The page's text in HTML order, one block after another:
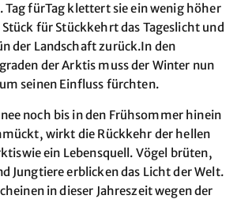
Tag fürTag klettert sie ein wenig höher
für Stückkehrt das Tageslicht und
der Landschaft zurück.In den
der Arktis muss der Winter nun
seinen Einfluss fürchten.
noch bis in den Frühsommer hinein
wirkt die Rückkehr der hellen
ein Lebensquell. Vögel brüten,
Jungtiere erblicken das Licht der Welt.
in dieser Jahreszeit wegen der